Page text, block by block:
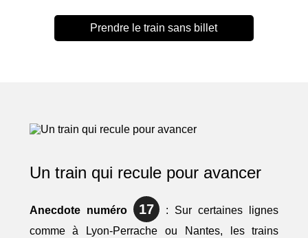
Prendre le train sans billet
Un train qui recule pour avancer
Anecdote numéro 17 : Sur certaines lignes
comme à Lyon-Perrache ou Nantes, les trains